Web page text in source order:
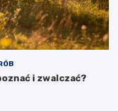
i zwalczać?